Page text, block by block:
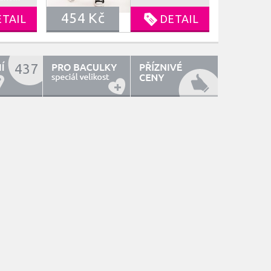
pas
střih Vám
umožní
pohodlný a
svobodný pohyb
při jakékoliv
sportovní i
nesportovní
aktivitě.
Maskáčový vzor
s růžovými
454 Kč DETAIL
437